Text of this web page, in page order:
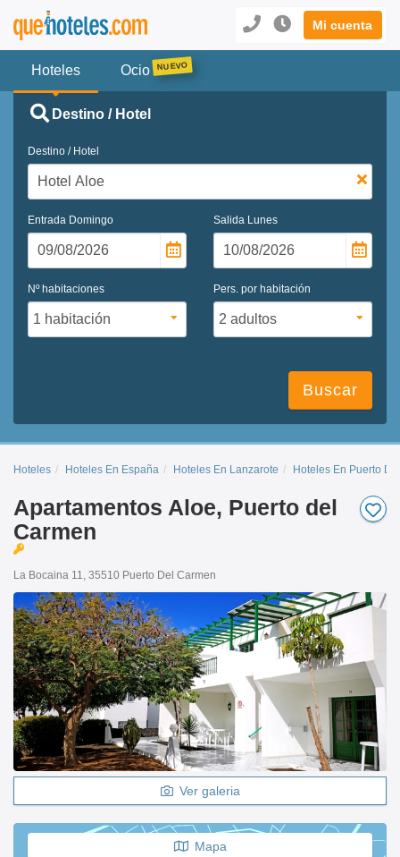
Mi cuenta
Hoteles Ocio
Destino / Hotel
Destino / Hotel
Entrada Domingo Salida Lunes
Nº habitaciones Pers. por habitación
Buscar
Hoteles Hoteles En España Hoteles En Lanzarote Hoteles En Puerto
Apartamentos Aloe, Puerto del
Carmen
La Bocaina 11, 35510 Puerto Del Carmen
Ver galeria
Mapa